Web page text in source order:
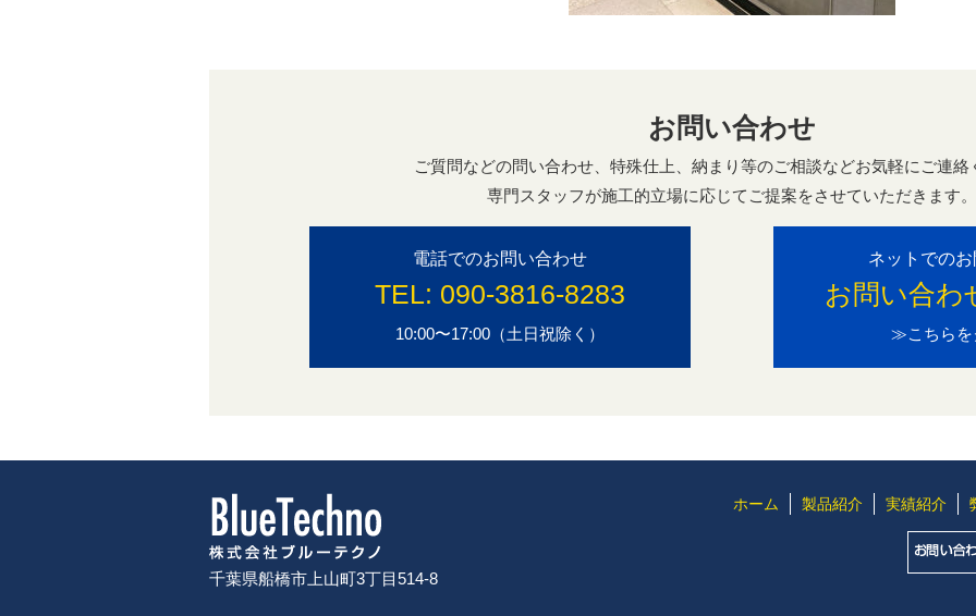
お問い合わせ
ご質問などの問い合わせ、特殊仕上、納まり等のご相談などお気軽にご連絡
専門スタッフが施工的立場に応じてご提案をさせていただきます。
電話でのお問い合わせ
TEL: 090-3816-8283
10:00〜17:00（土日祝除く）
ネットでの
お問い合わ
≫こちらを
千葉県船橋市上山町3丁目514-8
ホーム 製品紹介 実績紹介